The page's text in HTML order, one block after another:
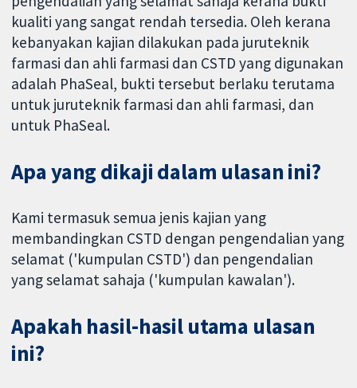
kualiti yang sangat rendah tersedia. Oleh kerana
kebanyakan kajian dilakukan pada juruteknik
farmasi dan ahli farmasi dan CSTD yang digunakan
adalah PhaSeal, bukti tersebut berlaku terutama
untuk juruteknik farmasi dan ahli farmasi, dan
untuk PhaSeal.
Apa yang dikaji dalam ulasan ini?
Kami termasuk semua jenis kajian yang
membandingkan CSTD dengan pengendalian yang
selamat ('kumpulan CSTD') dan pengendalian
yang selamat sahaja ('kumpulan kawalan').
Apakah hasil-hasil utama ulasan
ini?